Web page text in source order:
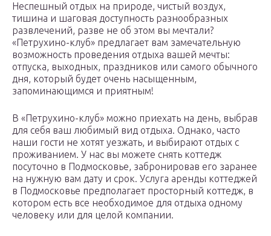
Неспешный отдых на природе, чистый воздух,
тишина и шаговая доступность разнообразных
развлечений, разве не об этом вы мечтали?
«Петрухино-клуб» предлагает вам замечательную
возможность проведения отдыха вашей мечты:
отпуска, выходных, праздников или самого обычного
дня, который будет очень насыщенным,
запоминающимся и приятным!
В «Петрухино-клуб» можно приехать на день, выбрав
для себя ваш любимый вид отдыха. Однако, часто
наши гости не хотят уезжать, и выбирают отдых с
проживанием. У нас вы можете снять коттедж
посуточно в Подмосковье, забронировав его заранее
на нужную вам дату и срок. Услуга аренды коттеджей
в Подмосковье предполагает просторный коттедж, в
котором есть все необходимое для отдыха одному
человеку или для целой компании.